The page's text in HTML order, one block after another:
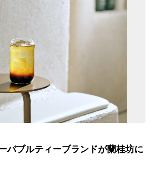
バブルティーブランドが蘭桂坊に